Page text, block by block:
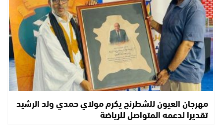
مهرجان العيون للشطرنج يكرم مولاي حمدي ولد الرشيد
تقديرا لدعمه المتواصل للرياضة